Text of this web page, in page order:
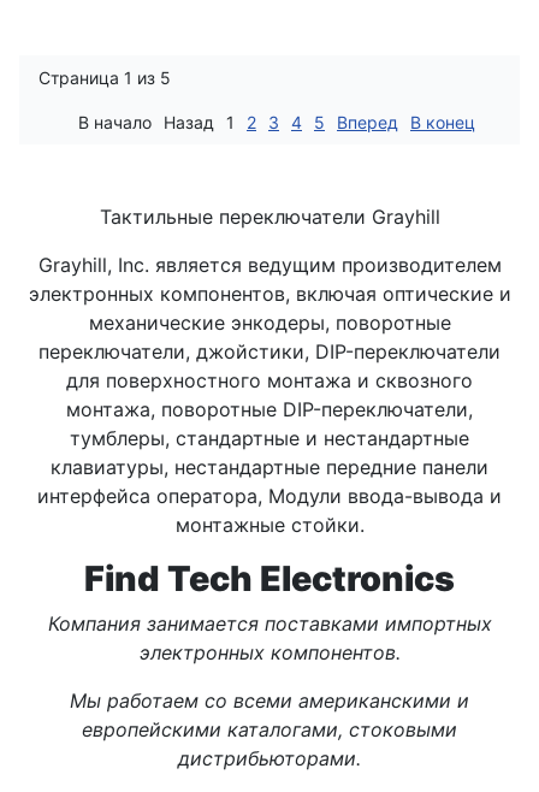
Страница 1 из 5
В начало Назад 1 2 3 4 5 Вперед В конец
Тактильные переключатели Grayhill
Grayhill, Inc. является ведущим производителем
электронных компонентов, включая оптические и
механические энкодеры, поворотные
переключатели, джойстики, DIP-переключатели
для поверхностного монтажа и сквозного
монтажа, поворотные DIP-переключатели,
тумблеры, стандартные и нестандартные
клавиатуры, нестандартные передние панели
интерфейса оператора, Модули ввода-вывода и
монтажные стойки.
Find Tech Electronics
Компания занимается поставками импортных
электронных компонентов.
Мы работаем со всеми американскими и
европейскими каталогами, стоковыми
дистрибьюторами.